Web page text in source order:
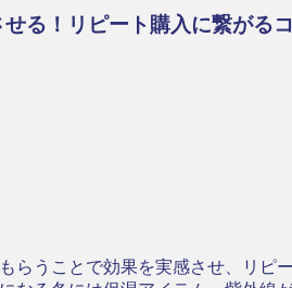
る！リピート購入に繋がる
らうことで効果を実感させ、リ